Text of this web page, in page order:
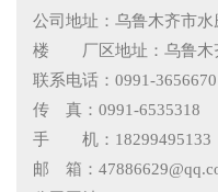
公司地址：乌鲁木齐市
楼 厂区地址：乌鲁木
联系电话：0991-3656670
传 真：0991-6535318
手 机：18299495133
邮 箱：
护栏网怎样做日常保养
"多样“候车亭，旨在为您
候车亭规格型号小解
隔离栅的防腐与使用寿命